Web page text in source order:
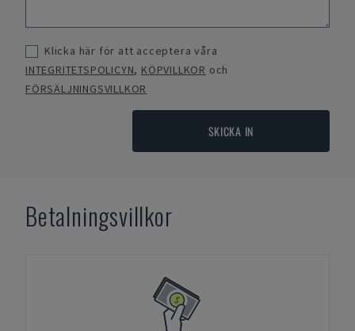
Klicka här för att acceptera våra
INTEGRITETSPOLICYN, KÖPVILLKOR och
FÖRSÄLJNINGSVILLKOR
SKICKA IN
Betalningsvillkor